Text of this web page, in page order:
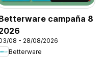
campaña 8
08 - 28/08/2026
Betterware